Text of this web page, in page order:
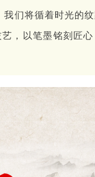
们将循着时光的
，以笔墨铭刻匠